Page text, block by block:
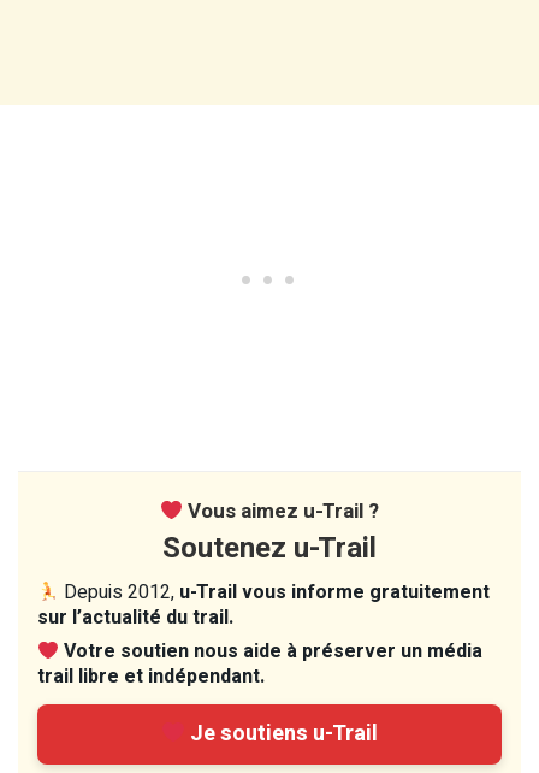
Vous aimez u-Trail ?
Soutenez u-Trail
Depuis 2012, u-Trail vous informe gratuitement
sur l’actualité du trail.
Votre soutien nous aide à préserver un média
trail libre et indépendant.
Je soutiens u-Trail